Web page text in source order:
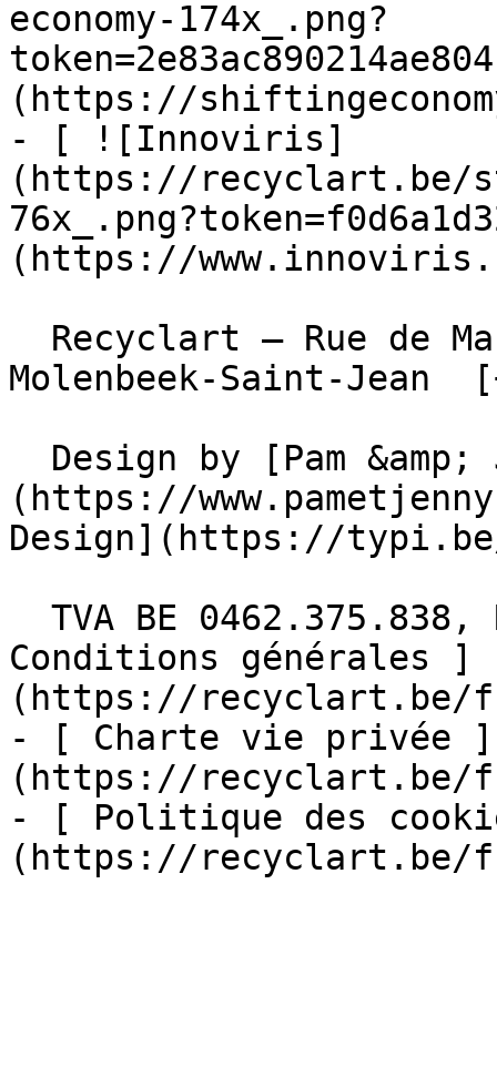
economy-174x_.png?
(https://
- [ ![Innoviris]
(https://recyclart.be/
(https://
Molenbeek-Saint-
(https://
Design](https://
Conditions générales ]
(https://recyclart.be/
- [ Charte vie privée ]
(https://recyclart.be/
- [ Politique des